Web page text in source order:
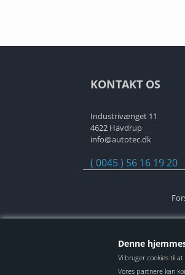
Denne
Vi bruger cookies til
Vores partnere kan
KONTAKT OS
Industrivænget 11
4622 Havdrup
info@autotec.dk
( 0045 ) 56 16 19 20